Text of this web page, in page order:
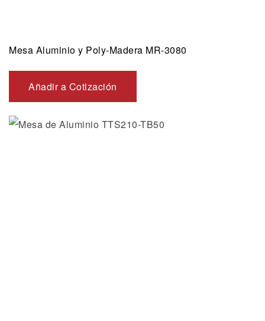
Mesa Aluminio y Poly-Madera MR-3080
Añadir a Cotización